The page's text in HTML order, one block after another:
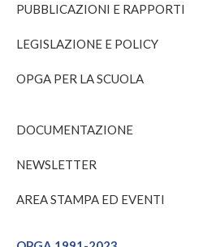
new
window
new
window
PUBBLICAZIONI E RAPPORTI
LEGISLAZIONE E POLICY
OPGA PER LA SCUOLA
DOCUMENTAZIONE
NEWSLETTER
AREA STAMPA ED EVENTI